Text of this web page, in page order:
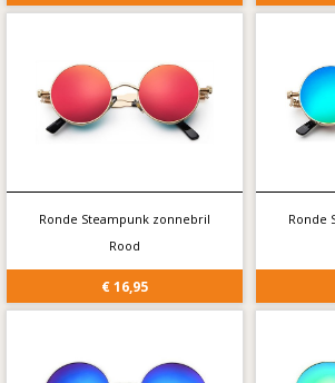
Ronde Steampunk zonnebril
Rood
€ 16,95
Ronde